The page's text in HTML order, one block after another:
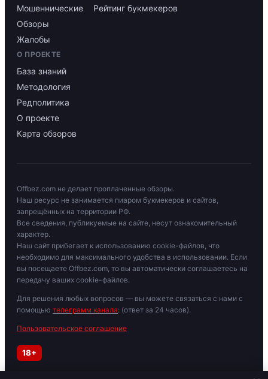
Мошеннические
Обзоры
Жалобы
Рейтинг букмекеров
О ПРОЕКТЕ
База знаний
Методология
Редполитика
О проекте
Карта обзоров
Offbez.com не делает проплаченные обзоры.
Наш ресурс не занимается пиаром букмекеров и сайтов,
запрещённых на территории РФ.
Все сведения, публикуемые на сайте, несут ознакомительный
характер.
Наш сайт прибегает к использованию cookie-файлов, что
необходимо для максимального удобства в использовании. Если
вы посещаете Offbez.com, то вы автоматически соглашаетесь на
передачу ваших cookie-файлов.
Для решения любых вопросов — вы можете связаться с нами с
помощью телеграмм канала: (ответ за 24 часов).
Пользовательское соглашение
18+